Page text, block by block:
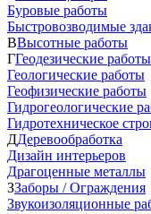
Буровые работы
Быстровозводимые
ВВысотные работы
ГГеодезические работы
Геологические работы
Геофизические работы
Гидрогеологические
Гидротехническое
ДДеревообработка
Дизайн интерьеров
Драгоценные металлы
ЗЗаборы / Ограждения
Звукоизоляционные